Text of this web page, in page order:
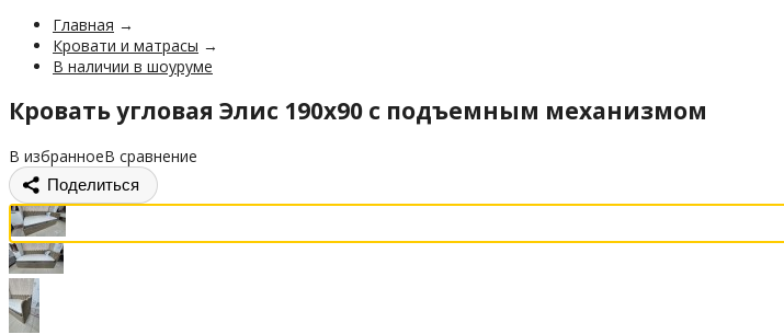
Главная →
Кровати и матрасы →
В наличии в шоуруме
Кровать угловая Элис 190х90 с подъемным механизмом
В избранноеВ сравнение
Поделиться